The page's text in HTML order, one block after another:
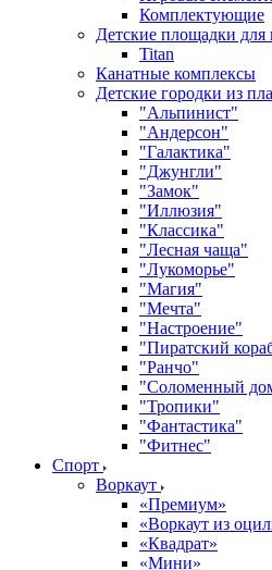
Комплектующие
Детские площадки
Titan
Канатные комплексы
Детские городки из
"Альпинист"
"Андерсон"
"Галактика"
"Джунгли"
"Замок"
"Иллюзия"
"Классика"
"Лесная чаща"
"Лукоморье"
"Магия"
"Мечта"
"Настроение"
"Пиратский
"Ранчо"
"Соломенный
"Тропики"
"Фантастика"
"Фитнес"
Спорт
Воркаут
«Премиум»
«Воркаут из
«Квадрат»
«Мини»